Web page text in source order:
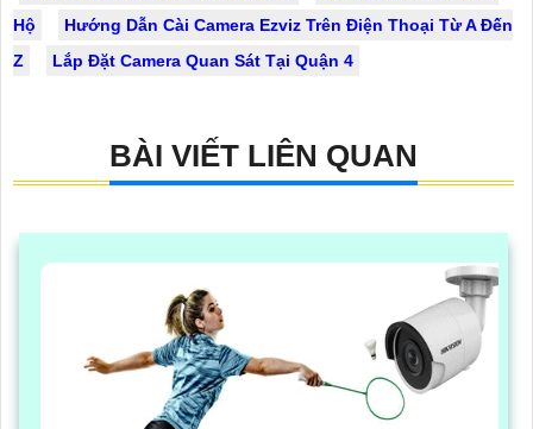
Hộ
Hướng Dẫn Cài Camera Ezviz Trên Điện Thoại Từ A Đến
Z
Lắp Đặt Camera Quan Sát Tại Quận 4
BÀI VIẾT LIÊN QUAN